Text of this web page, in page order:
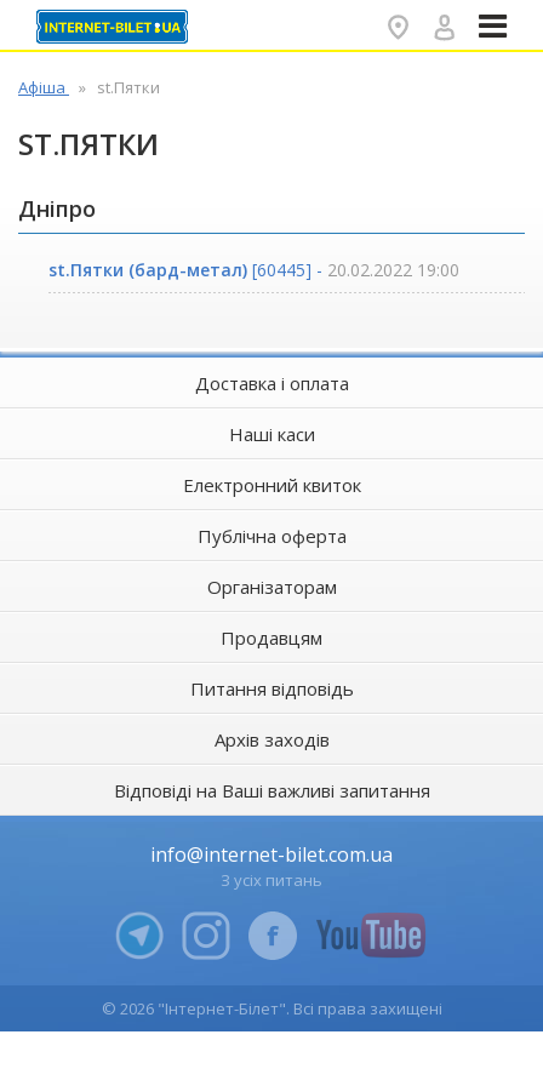
Афіша st.Пятки
ST.ПЯТКИ
Дніпро
st.Пятки (бард-метал) [60445] - 20.02.2022 19:00
Доставка і оплата
Наші каси
Електронний квиток
Публічна оферта
Організаторам
Продавцям
Питання відповідь
Архів заходів
Відповіді на Ваші важливі запитання
info@internet-bilet.com.ua
З усіх питань
© 2026 "Інтернет-Білет". Всі права захищені